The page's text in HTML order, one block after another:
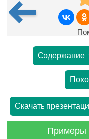
Содержание
Скачать
Примеры